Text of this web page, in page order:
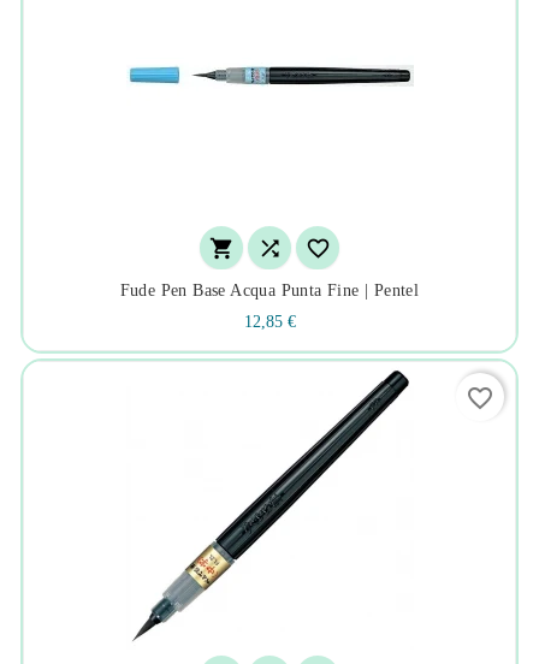
  
Fude Pen Base Acqua Punta Fine | Pentel
12,85 €
favorite_border